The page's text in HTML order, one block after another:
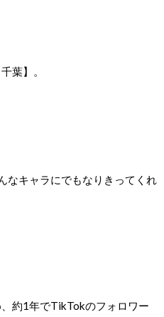
葉】。
なキャラにでもなりきってくれ
約1年でTikTokのフォロワー